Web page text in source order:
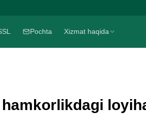
Pochta Xizmat haqida